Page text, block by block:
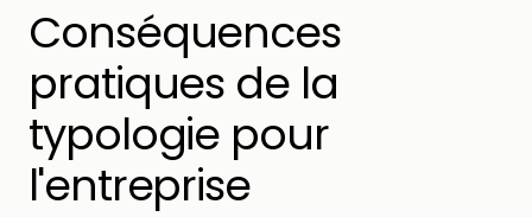
Conséquences
pratiques de la
typologie pour
l'entreprise